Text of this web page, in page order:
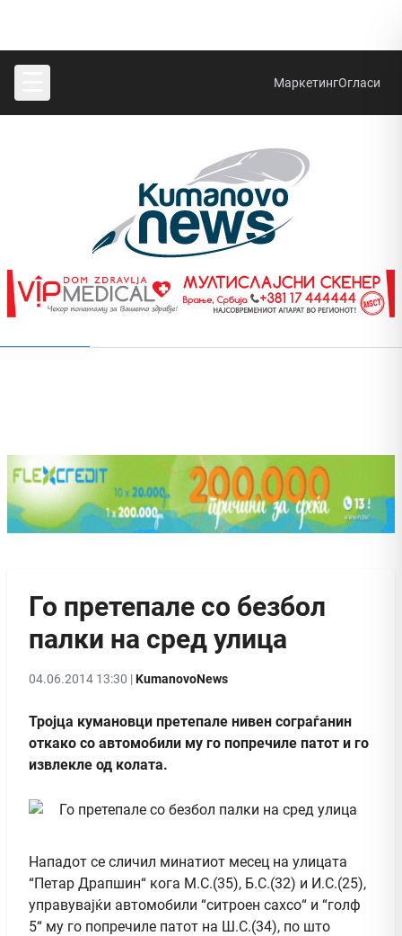
МаркетингОгласи
Го претепале со безбол
палки на сред улица
04.06.2014 13:30 |KumanovoNews
Тројца кумановци претепале нивен сограѓанин
откако со автомобили му го попречиле патот и го
извлекле од колата.
Нападот се сличил минатиот месец на улицата
“Петар Драпшин“ кога М.С.(35), Б.С.(32) и И.С.(25),
управувајќи автомобили “ситроен сахсо“ и “голф
5“ му го попречиле патот на Ш.С.(34), по што